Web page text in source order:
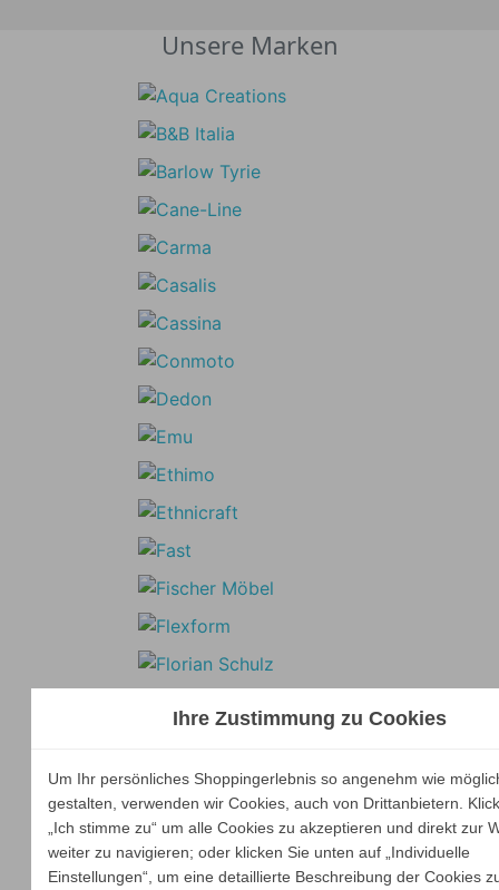
Unsere Marken
Ihre Zustimmung zu Cookies
Um Ihr persönliches Shoppingerlebnis so angenehm wie
gestalten, verwenden wir Cookies, auch von Drittanbietern.
„Ich stimme zu“ um alle Cookies zu akzeptieren und direkt zur
weiter zu navigieren; oder klicken Sie unten auf „Individuelle
Einstellungen“, um eine detaillierte Beschreibung der Cookies